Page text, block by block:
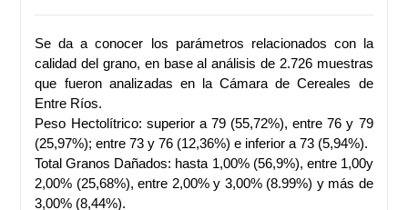
Se da a conocer los parámetros relacionados con la
calidad del grano, en base al análisis de 2.726 muestras
que fueron analizadas en la Cámara de Cereales de
Entre Ríos.
Peso Hectolítrico: superior a 79 (55,72%), entre 76 y 79
(25,97%); entre 73 y 76 (12,36%) e inferior a 73 (5,94%).
Total Granos Dañados: hasta 1,00% (56,9%), entre 1,00y
2,00% (25,68%), entre 2,00% y 3,00% (8.99%) y más de
3,00% (8,44%).